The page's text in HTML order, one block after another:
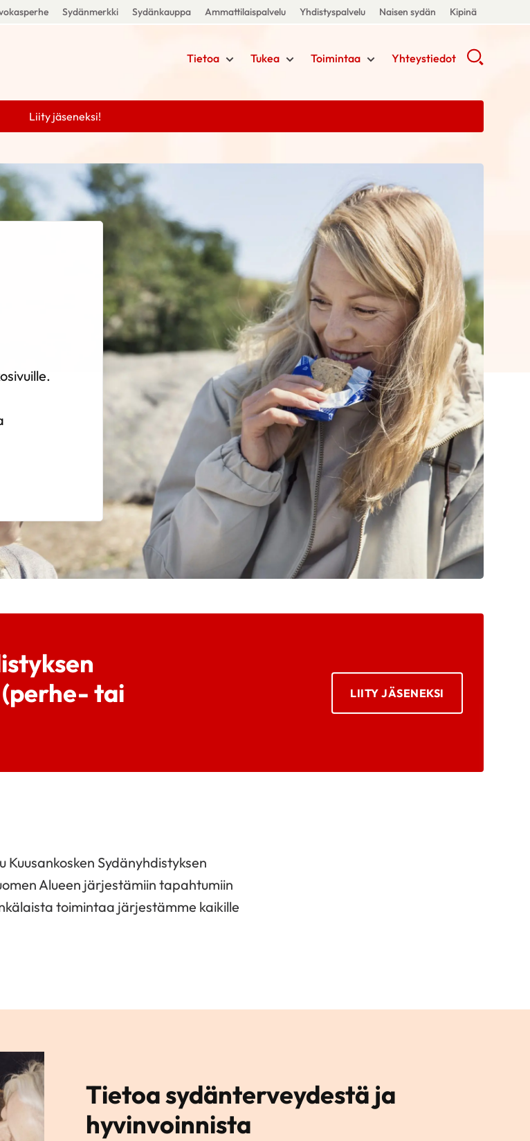
Sydänmerkki Sydänkauppa Ammattilaispalvelu Yhdistyspalvelu Naisen sydän Kipinä
Tietoa Tukea Toimintaa Yhteystiedot
Liity jäseneksi!
tai
LIITY JÄSENEKSI
Sydänyhdistyksen
Alueen järjestämiin tapahtumiin
toimintaa järjestämme kaikille
Tietoa sydänterveydestä ja
hyvinvoinnista